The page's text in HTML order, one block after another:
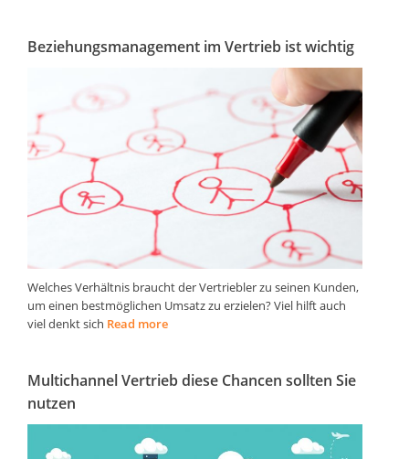
Beziehungsmanagement im Vertrieb ist wichtig
Welches Verhältnis braucht der Vertriebler zu seinen Kunden,
um einen bestmöglichen Umsatz zu erzielen? Viel hilft auch
viel denkt sich Read more
Multichannel Vertrieb diese Chancen sollten Sie
nutzen